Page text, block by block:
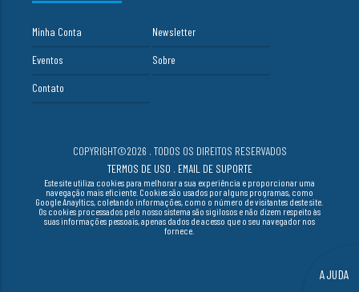
Minha Conta Newsletter
Eventos Sobre
Contato
COPYRIGHT©2026 . TODOS OS DIREITOS RESERVADOS
TERMOS DE USO . EMAIL DE SUPORTE
Este site utiliza cookies para melhorar a sua experiência e proporcionar uma
navegação mais eficiente. Cookies são usados por alguns programas, como
Google Anayltics, coletando informações, como o número de visitantes deste site.
Os cookies processados pelo nosso sistema são sigilosos e não dizem respeito às
suas informações pessoais, apenas dados de acesso que o seu navegador nos
fornece.
AJUDA